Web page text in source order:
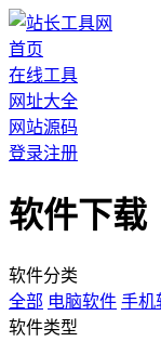
首页
在线工具
网址大全
网站源码
登录注册
软件下载
软件分类
全部 电脑软件 手机
软件类型